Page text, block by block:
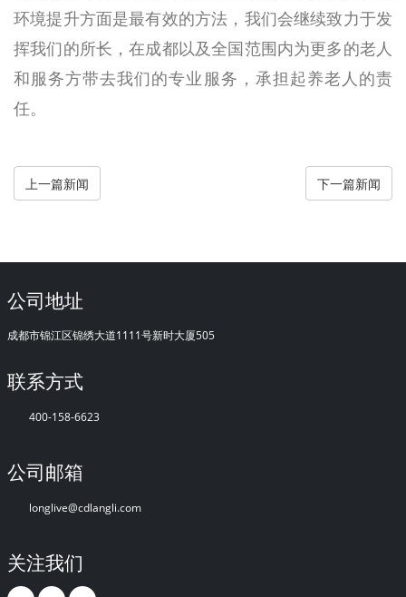
环境提升方面是最有效的方法，我们会继续致力于发
挥我们的所长，在成都以及全国范围内为更多的老人
和服务方带去我们的专业服务，承担起养老人的责
任。
上一篇新闻 下一篇新闻
公司地址
成都市锦江区锦绣大道1111号新时大厦505
联系方式
400-158-6623
公司邮箱
longlive@cdlangli.com
关注我们